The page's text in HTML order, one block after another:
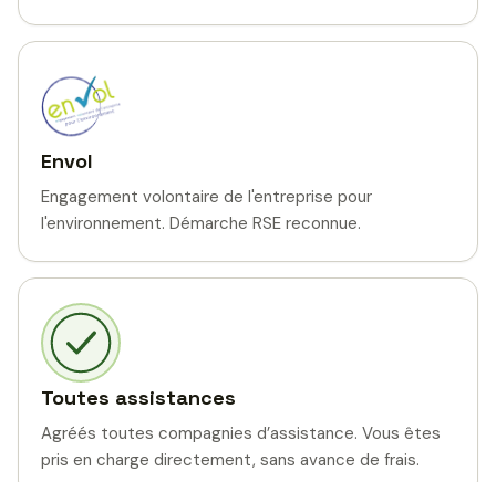
Envol
Engagement volontaire de l'entreprise pour
l'environnement. Démarche RSE reconnue.
Toutes assistances
Agréés toutes compagnies d’assistance. Vous êtes
pris en charge directement, sans avance de frais.